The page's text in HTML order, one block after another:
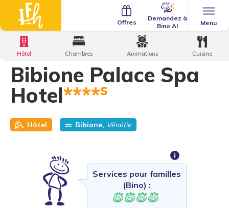
Menu
Demandez à
Bino AI
Offres
Home Family Hotels·Bibione Palace Spa Hotel **** S
Bibione Palace Spa
Hotel****s
Hôtel Bibione, Vénétie
Services pour familles
(Bino) :
Hôtel Chambres Animations Cuisine